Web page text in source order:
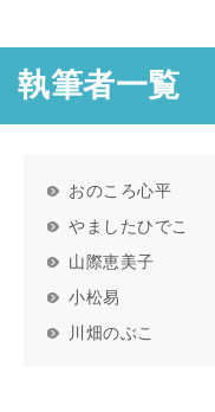
執筆者一覧
おのころ心平
やましたひでこ
山際恵美子
小松易
川畑のぶこ